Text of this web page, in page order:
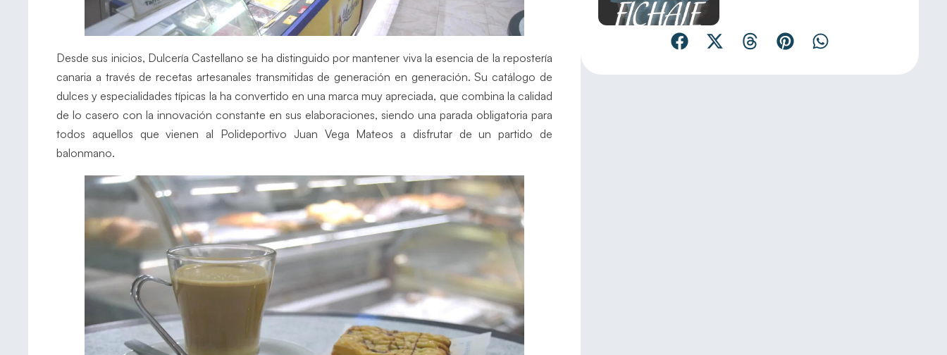
Desde sus inicios, Dulcería Castellano se ha distinguido por mantener viva la esencia de la repostería
canaria a través de recetas artesanales transmitidas de generación en generación. Su catálogo de
dulces y especialidades típicas la ha convertido en una marca muy apreciada, que combina la calidad
de lo casero con la innovación constante en sus elaboraciones, siendo una parada obligatoria para
todos aquellos que vienen al Polideportivo Juan Vega Mateos a disfrutar de un partido de
balonmano.